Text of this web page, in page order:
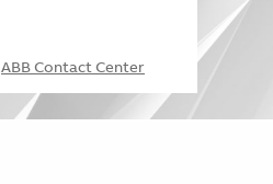
ABB Contact Center